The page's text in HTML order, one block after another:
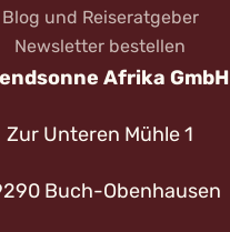
Blog und Reiseratgeber
Newsletter bestellen
Afrika GmbH
Zur Unteren Mühle 1
Buch-Obenhausen